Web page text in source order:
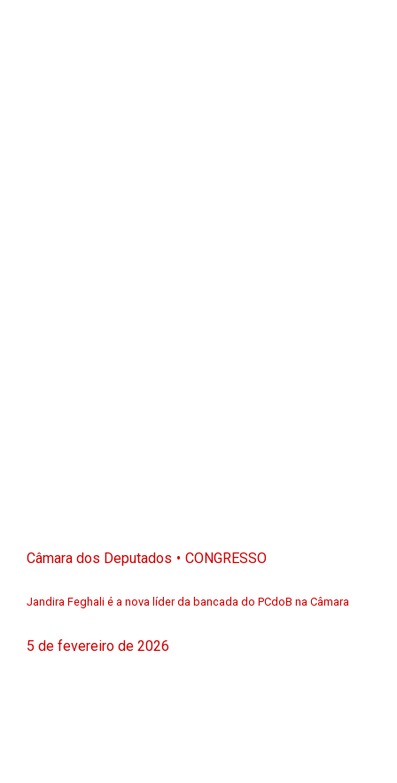
Câmara dos Deputados CONGRESSO
Jandira Feghali é a nova líder da bancada do PCdoB na Câmara
5 de fevereiro de 2026